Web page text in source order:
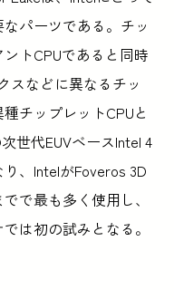
パーツである。チッ
トCPUであると同時
スなどに異なるチッ
チップレットCPUと
世代EUVベースIntel 4
、IntelがFoveros 3D
で最も多く使用し、
は初の試みとなる。